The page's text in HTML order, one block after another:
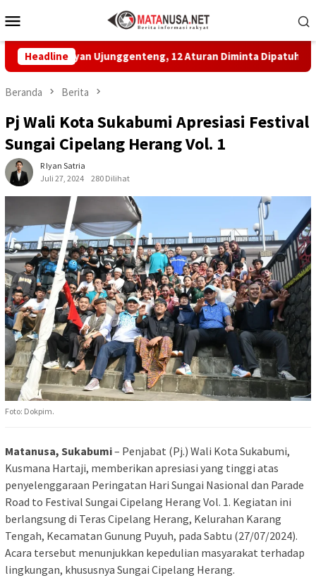
ke
Mobile
Headline
Ujunggenteng, 12 Aturan Diminta Dipatuhi
Beranda Berita
Pj Wali Kota Sukabumi Apresiasi Festival
Sungai Cipelang Herang Vol. 1
R Iyan Satria
Juli 27, 2024
280 Dilihat
Foto: Dokpim.
Matanusa, Sukabumi– Penjabat (Pj.) Wali Kota Sukabumi,
Kusmana Hartaji, memberikan apresiasi yang tinggi atas
penyelenggaraan Peringatan Hari Sungai Nasional dan Parade
Road to Festival Sungai Cipelang Herang Vol. 1. Kegiatan ini
berlangsung di Teras Cipelang Herang, Kelurahan Karang
Tengah, Kecamatan Gunung Puyuh, pada Sabtu (27/07/2024).
Acara tersebut menunjukkan kepedulian masyarakat terhadap
lingkungan, khususnya Sungai Cipelang Herang.